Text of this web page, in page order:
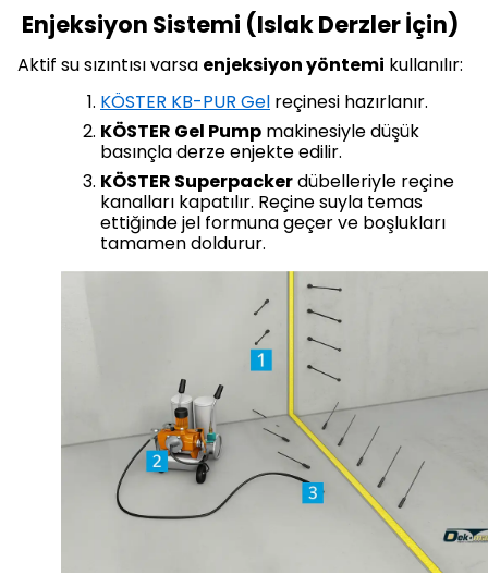
Enjeksiyon Sistemi (Islak Derzler İçin)
Aktif su sızıntısı varsa enjeksiyon yöntemi kullanılır:
KÖSTER KB-PUR Gel reçinesi hazırlanır.
KÖSTER Gel Pump makinesiyle düşük
basınçla derze enjekte edilir.
KÖSTER Superpackerdübelleriyle reçine
kanalları kapatılır. Reçine suyla temas
ettiğinde jel formuna geçer ve boşlukları
tamamen doldurur.